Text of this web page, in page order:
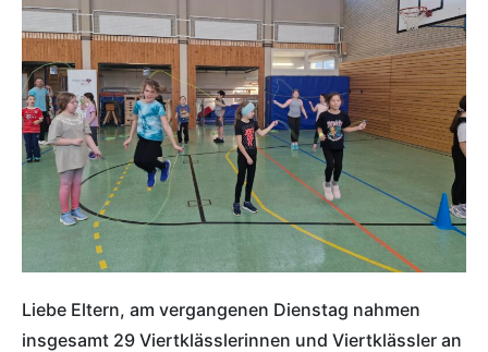
Liebe Eltern, am vergangenen Dienstag nahmen
insgesamt 29 Viertklässlerinnen und Viertklässler an